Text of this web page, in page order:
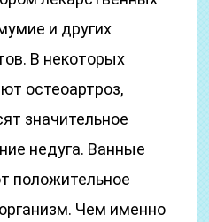
и других
В некоторых
остеоартроз,
значительное
недуга. Ванные
положительное
Чем именно